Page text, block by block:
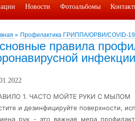
» Профилактика ГРИППА/ОРВИ/COVID-19
правила
1. ЧАСТО МОЙТЕ РУКИ С МЫЛОМ
и дезинфицируйте поверхности,
рук - это важная мера
Новости Фотоальбомы